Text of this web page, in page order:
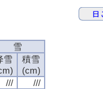
雪
雪
積雪
(cm)
///
///